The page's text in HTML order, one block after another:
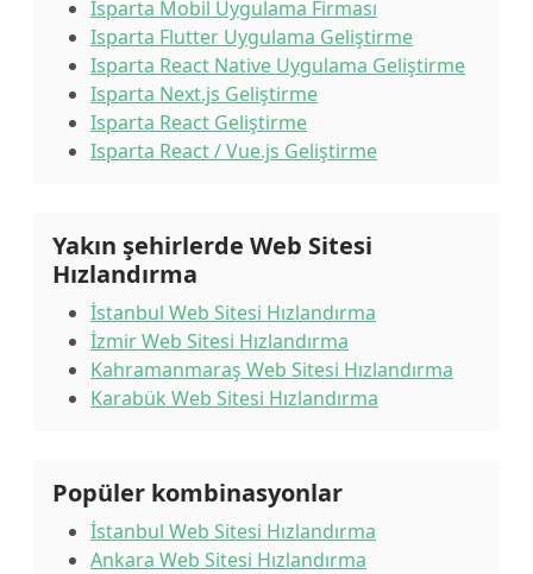
Isparta Mobil Uygulama Firması
Isparta Flutter Uygulama Geliştirme
Isparta React Native Uygulama Geliştirme
Isparta Next.js Geliştirme
Isparta React Geliştirme
Isparta React / Vue.js Geliştirme
Yakın şehirlerde Web Sitesi
Hızlandırma
İstanbul Web Sitesi Hızlandırma
İzmir Web Sitesi Hızlandırma
Kahramanmaraş Web Sitesi Hızlandırma
Karabük Web Sitesi Hızlandırma
Popüler kombinasyonlar
İstanbul Web Sitesi Hızlandırma
Ankara Web Sitesi Hızlandırma